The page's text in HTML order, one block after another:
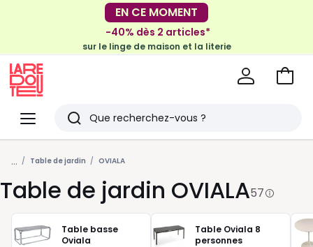
-30€ tous les 100€*
sur le meuble & la déco
-40% dès 2 articles*
sur le linge de maison et la literie
Menu
Redoute
Rechercher
Derniers
articles
vus
Voir
... Table de jardin OVIALA
Table de jardin OVIALA57
Table basse
Oviala
Table Oviala 8
personnes